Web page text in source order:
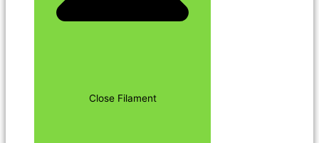
Close Filament